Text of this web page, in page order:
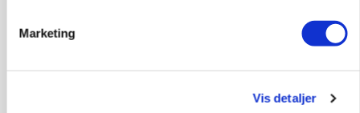
Marketing
Vis detaljer
9681, Ranum 03. aug.